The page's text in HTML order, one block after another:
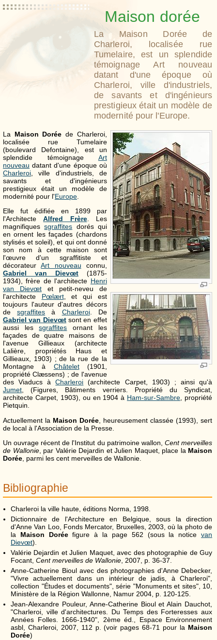
Maison dorée
La Maison Dorée de
Charleroi, localisée rue
Tumelaire, est un splendide
témoignage Art nouveau
datant d'une époque où
Charleroi, ville d'industriels,
de savants et d'ingénieurs
prestigieux était un modèle de
modernité pour l'Europe.
La Maison Dorée de Charleroi,
localisée rue Tumelaire
(boulevard Defontaine), est un
splendide témoignage Art
nouveau datant d'une époque où
Charleroi , ville d'industriels, de
savants et d'ingénieurs
prestigieux était un modèle de
modernité pour l'Europe
Elle fut édifiée en 1899 par
l'ArchitecteAlfred Frère. Les
magnifiquessgraffites dorés qui
en ornent les façades (chardons
stylisés et soleil), et qui ont donné
son nom à cette maison sont
l'œuvre d'un sgraffitiste et
décorateurArt nouveau connu,
Gabriel van Dievœt(1875-
1934), frère de l'architecte Henri
van Dievœtet petit-neveu de
l'architecte Pœlært, et qui est
toujours l'auteur d'autres décors
desgraffites à Charleroi. De
Gabriel van Dievœtsont en effet
aussi lessgraffites ornant les
façades de quatre maisons de
l'avenue Gillieaux (architecte
Lalière, propriétés Haus et
Gillieaux, 1903) ; de la rue de la
Montagne à Châtelet(1901,
propriété Clæssens) ; de l'avenue
des Viaducs àCharleroi (architecte Carpet, 1903) ; ainsi qu'à
Jumet, (Figures, Bâtiments verriers. Propriété du Syndicat,
architecte Carpet, 1903), ou en 1904 à Ham-sur-Sambre, propriété
Pietquin.
Actuellement la Maison Dorée , heureusement classée (1993), sert
de local à l'Association de la Presse.
Un ouvrage récent de l'Institut du patrimoine wallon, Cent merveilles
de Wallonie, par Valérie Dejardin et Julien Maquet, place la Maison
Dorée , parmi les cent merveilles de Wallonie.
Bibliographie
Charleroi la ville haute, éditions Norma, 1998.
Dictionnaire de l'Architecture en Belgique, sous la direction
d'Anne Van Loo, Fonds Mercator, Bruxelles, 2003, où la photo de
la Maison Doréefigure à la page 562 (sous la noticevan
Dievœt).
Valérie Dejardin et Julien Maquet, avec des photographie de Guy
Focant, Cent merveilles de Wallonie , 2007, p. 36-37.
Anne-Catherine Bioul avec des photographies d'Anne Debecker,
"Vivre actuellement dans un intérieur de jadis, à Charleroi",
collection "Études et documents", série "Monuments et sites", 10,
Ministère de la Région Wallonne, Namur 2004, p. 120-125.
Jean-Alexandre Pouleur, Anne-Catherine Bioul et Alain Dauchot,
"Charleroi, ville d'architectures. Du Temps des Forteresses aux
Années Folles. 1666-1940", 2ème éd., Espace Environnement
asbl, Charleroi, 2007, 112 p. (voir pages 68-71 pour la Maison
Dorée)